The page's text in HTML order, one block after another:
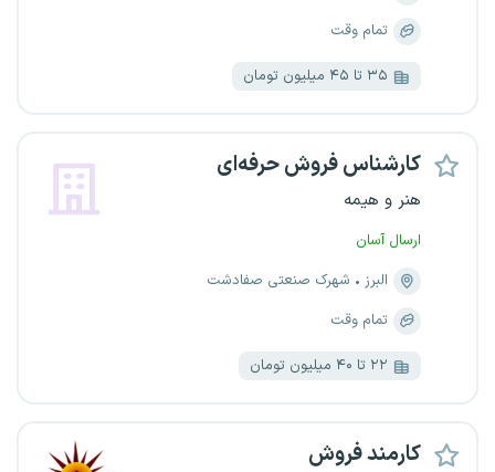
تمام وقت
۳۵ تا ۴۵ میلیون تومان
کارشناس فروش حرفه‌ای
هنر و هیمه
ارسال آسان
البرز
شهرک صنعتی صفادشت
تمام وقت
۲۲ تا ۴۰ میلیون تومان
کارمند فروش